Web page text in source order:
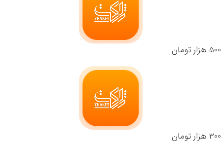
500 هزار تومان
300 هزار تومان